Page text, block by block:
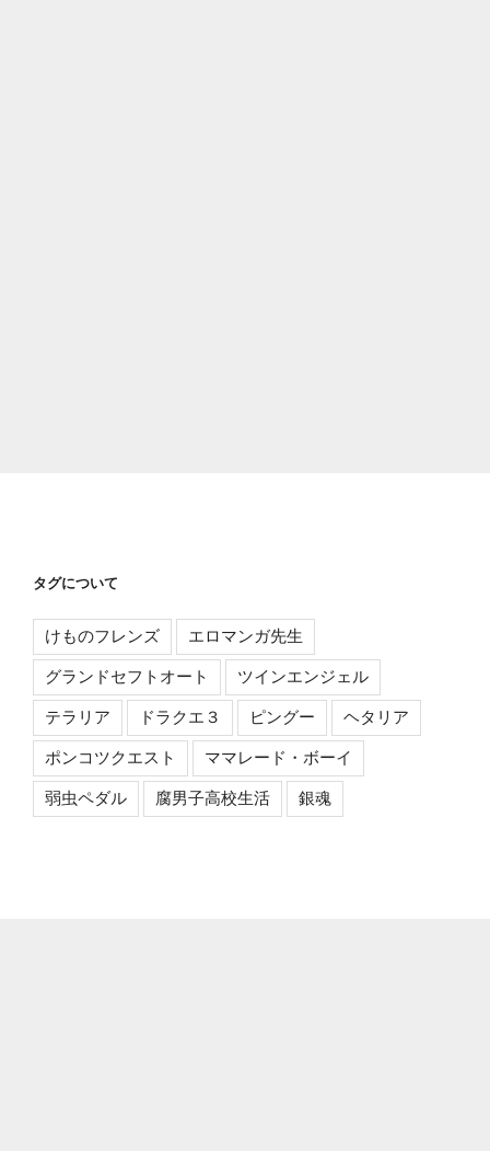
タグについて
けものフレンズ エロマンガ先生
グランドセフトオート ツインエンジェル
テラリア ドラクエ３ ピングー ヘタリア
ポンコツクエスト ママレード・ボーイ
弱虫ペダル 腐男子高校生活 銀魂